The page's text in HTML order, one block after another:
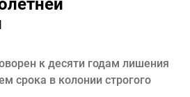
к десяти годам лишения
срока в колонии строгого